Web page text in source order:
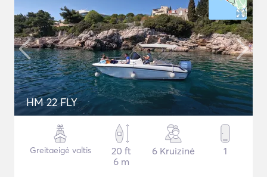
HM 22 FLY
Greitaeigė valtis
20 ft
6 m
6 Kruizinė 1